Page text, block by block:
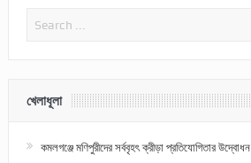
খেলাধূলা
কমলগঞ্জে মণিপুরীদের সর্ববৃহৎ ক্রীড়া প্রতিযোগিতার উদ্বোধন